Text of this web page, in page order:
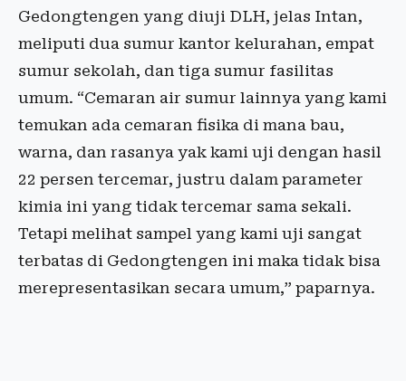
Gedongtengen yang diuji DLH, jelas Intan,
meliputi dua sumur kantor kelurahan, empat
sumur sekolah, dan tiga sumur fasilitas
umum. “Cemaran air sumur lainnya yang kami
temukan ada cemaran fisika di mana bau,
warna, dan rasanya yak kami uji dengan hasil
22 persen tercemar, justru dalam parameter
kimia ini yang tidak tercemar sama sekali.
Tetapi melihat sampel yang kami uji sangat
terbatas di Gedongtengen ini maka tidak bisa
merepresentasikan secara umum,” paparnya.